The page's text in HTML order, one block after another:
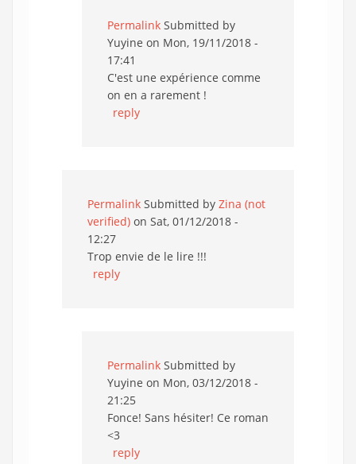
Permalink Submitted by
Yuyine on Mon, 19/11/2018 -
17:41
C'est une expérience comme
on en a rarement !
reply
Permalink Submitted by Zina (not
verified) on Sat, 01/12/2018 -
12:27
Trop envie de le lire !!!
reply
Permalink Submitted by
Yuyine on Mon, 03/12/2018 -
21:25
Fonce! Sans hésiter! Ce roman
<3
reply